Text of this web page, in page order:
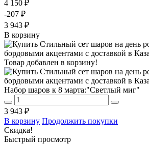
4 150 ₽
-207 ₽
3 943 ₽
В корзину
Товар добавлен в корзину!
Набор шаров к 8 марта:"Светлый миг"
3 943 ₽
В корзину Продолжить покупки
Скидка!
Быстрый просмотр